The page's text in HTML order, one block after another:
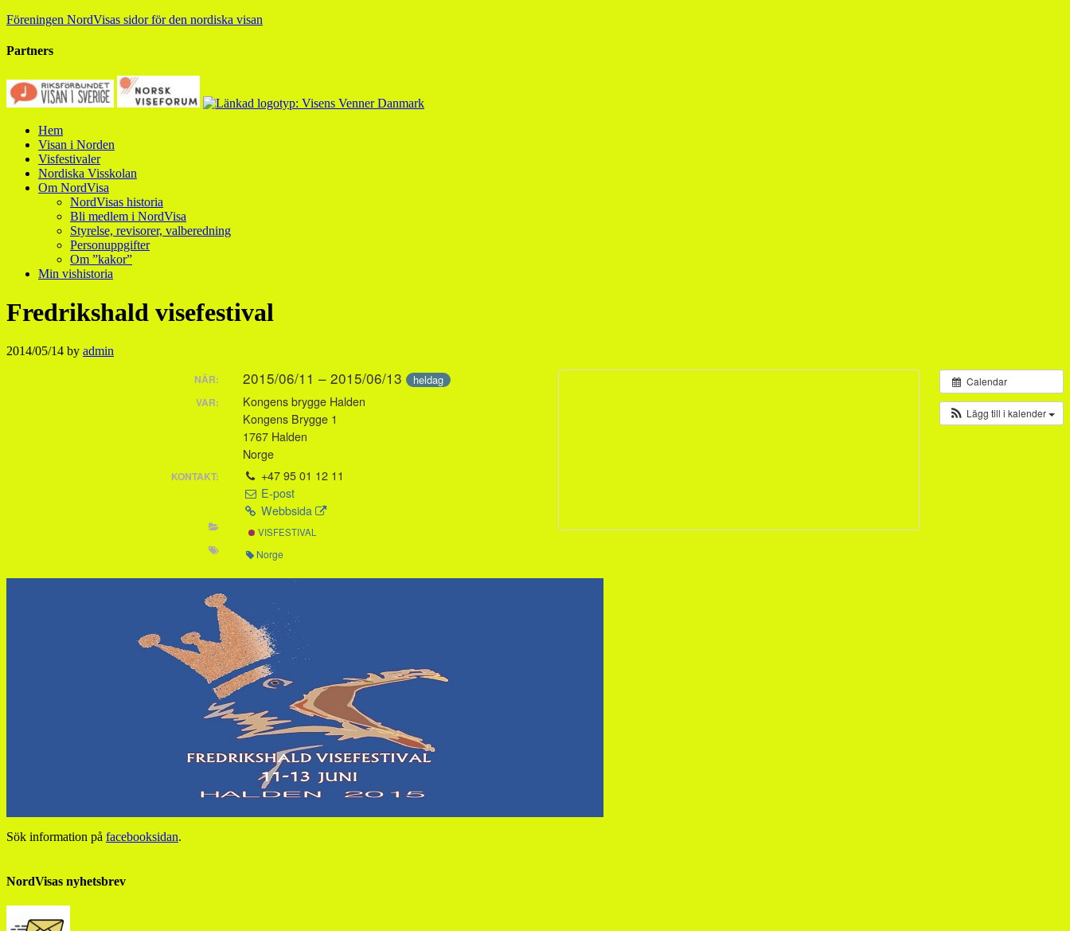
Föreningen NordVisas sidor för den nordiska visan
Partners
Hem
Visan i Norden
Visfestivaler
Nordiska Visskolan
Om NordVisa
NordVisas historia
Bli medlem i NordVisa
Styrelse, revisorer, valberedning
Personuppgifter
Om ”kakor”
Min vishistoria
Fredrikshald visefestival
2014/05/14 by admin
Calendar
Lägg till i kalender
NÄR: 2015/06/11 – 2015/06/13 heldag
VAR:
Kongens brygge Halden
Kongens Brygge 1
1767 Halden
Norge
KONTAKT:
+47 95 01 12 11
E-post
Webbsida
VISFESTIVAL
Norge
Sök information på facebooksidan.
NordVisas nyhetsbrev